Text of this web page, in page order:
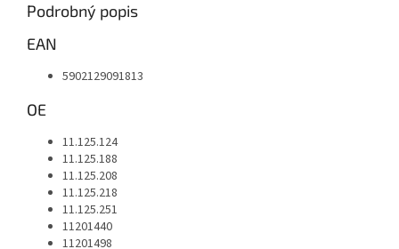
Podrobný popis
EAN
5902129091813
OE
11.125.124
11.125.188
11.125.208
11.125.218
11.125.251
11201440
11201498